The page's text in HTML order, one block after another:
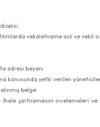
vekaletname aslı ve vekil
adresi beyanı
konusunda yetki verilen
belge
şartnamesini incelemeleri